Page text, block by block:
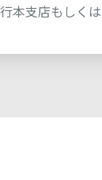
本支店もしく